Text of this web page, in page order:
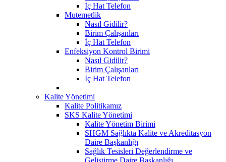
İç Hat Telefon
Mutemetlik
Nasıl Gidilir?
Birim Çalışanları
İç Hat Telefon
Enfeksiyon Kontrol Birimi
Nasıl Gidilir?
Birim Çalışanları
İç Hat Telefon
Kalite Yönetimi
Kalite Politikamız
SKS Kalite Yönetimi
Kalite Yönetim Birimi
SHGM Sağlıkta Kalite ve Akreditasyon
Daire Başkanlığı
Sağlık Tesisleri Değerlendirme ve
Geliştirme Daire Başkanlığı